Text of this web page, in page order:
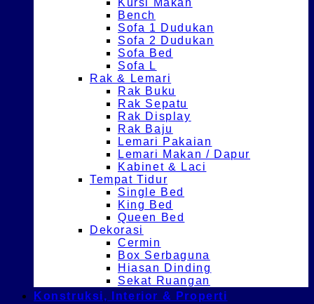
Kursi Makan
Bench
Sofa 1 Dudukan
Sofa 2 Dudukan
Sofa Bed
Sofa L
Rak & Lemari
Rak Buku
Rak Sepatu
Rak Display
Rak Baju
Lemari Pakaian
Lemari Makan / Dapur
Kabinet & Laci
Tempat Tidur
Single Bed
King Bed
Queen Bed
Dekorasi
Cermin
Box Serbaguna
Hiasan Dinding
Sekat Ruangan
Konstruksi, Interior & Properti